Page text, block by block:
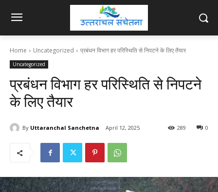
Home Uncategorized प्रबंधन विभाग हर परिस्थिति से निपटने के लिए तैयार
Uncategorized
प्रबंधन विभाग हर परिस्थिति से निपटने
के लिए तैयार
By Uttaranchal Sanchetna April 12, 2025 0
289